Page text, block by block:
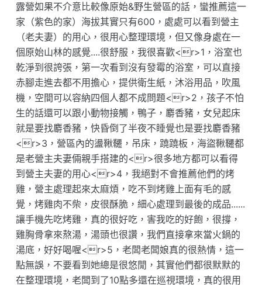
露營如果不介意比較像原始&野生營區的話，蠻推薦這一
家（紫色的家）海拔其實只有600，處處可以看到營主
（老夫妻）的用心，很用心整理環境，但又像身處在一
個原始山林的感覺....很舒服，我很喜歡<r>1，浴室也
乾淨到很誇張，第一次看到沒有發霉的浴室，可以直接
赤腳走進去都不用擔心，提供衛生紙，沐浴用品，吹風
機，空間可以容納四個人都不成問題<r>2，孩子不怕
生的話還可以跟小動物接觸，鴨子，麝香豬，女兒起床
就是要找麝香豬，快昏倒了半夜不睡覺也是要找麝香豬
<r>3，營區內的盪鞦韆，吊床，蹺蹺板，海盜鞦韆都
是老營主夫妻倆親手搭建的<r>很多地方都可以看得
到營主夫妻的用心<r>4，我絕對不會推薦他們的烤
雞，營主處理起來太麻煩，吃不到烤雞上面有毛的感
覺，烤雞肉不柴，皮很酥脆，細心處理到最後的成品......
讓手機先吃烤雞，真的很好吃，害我吃的好飽，很撐，
雞胸骨拿來熬湯，湯頭也很讚，我們直接拿來當火鍋的
湯底，好好喝喔<r>5，老闆老闆娘真的很熱情，這一
點無誤，不要看到她總是很悠閒，其實他們都很默默的
在整理環境，老闆到了10點多還在巡視環境，真的很用